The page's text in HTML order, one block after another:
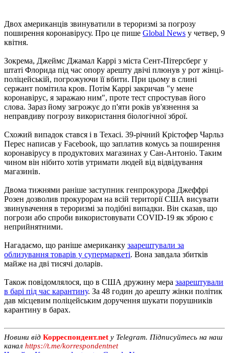
Двох американців звинуватили в тероризмі за погрозу
поширення коронавірусу. Про це пише Global News у четвер, 9
квітня.
Зокрема, Джеймс Джамал Каррі з міста Сент-Пітерсберг у
штаті Флорида під час опору арешту двічі плюнув у рот жінці-
поліцейській, погрожуючи її вбити. При цьому в слині
сержант помітила кров. Потім Каррі закричав "у мене
коронавірус, я заражаю ним", проте тест спростував його
слова. Зараз йому загрожує до п'яти років ув'язнення за
неправдиву погрозу використання біологічної зброї.
Схожий випадок стався і в Техасі. 39-річний Крістофер Чарльз
Перес написав у Facebook, що заплатив комусь за поширення
коронавірусу в продуктових магазинах у Сан-Антоніо. Таким
чином він нібито хотів утримати людей від відвідування
магазинів.
Двома тижнями раніше заступник генпрокурора Джеффрі
Розен дозволив прокурорам на всій території США висувати
звинувачення в тероризмі за подібні випадки. Він сказав, що
погрози або спроби використовувати COVID-19 як зброю є
неприйнятними.
Нагадаємо, що раніше американку заарештували за
облизування товарів у супермаркеті. Вона завдала збитків
майже на дві тисячі доларів.
Також повідомлялося, що в США дружину мера заарештували
в барі під час карантину. За 48 годин до арешту жінки політик
дав місцевим поліцейським доручення шукати порушників
карантину в барах.
Новини від Корреспондент.net у Telegram. Підписуйтесь на наш
канал https://t.me/korrespondentnet